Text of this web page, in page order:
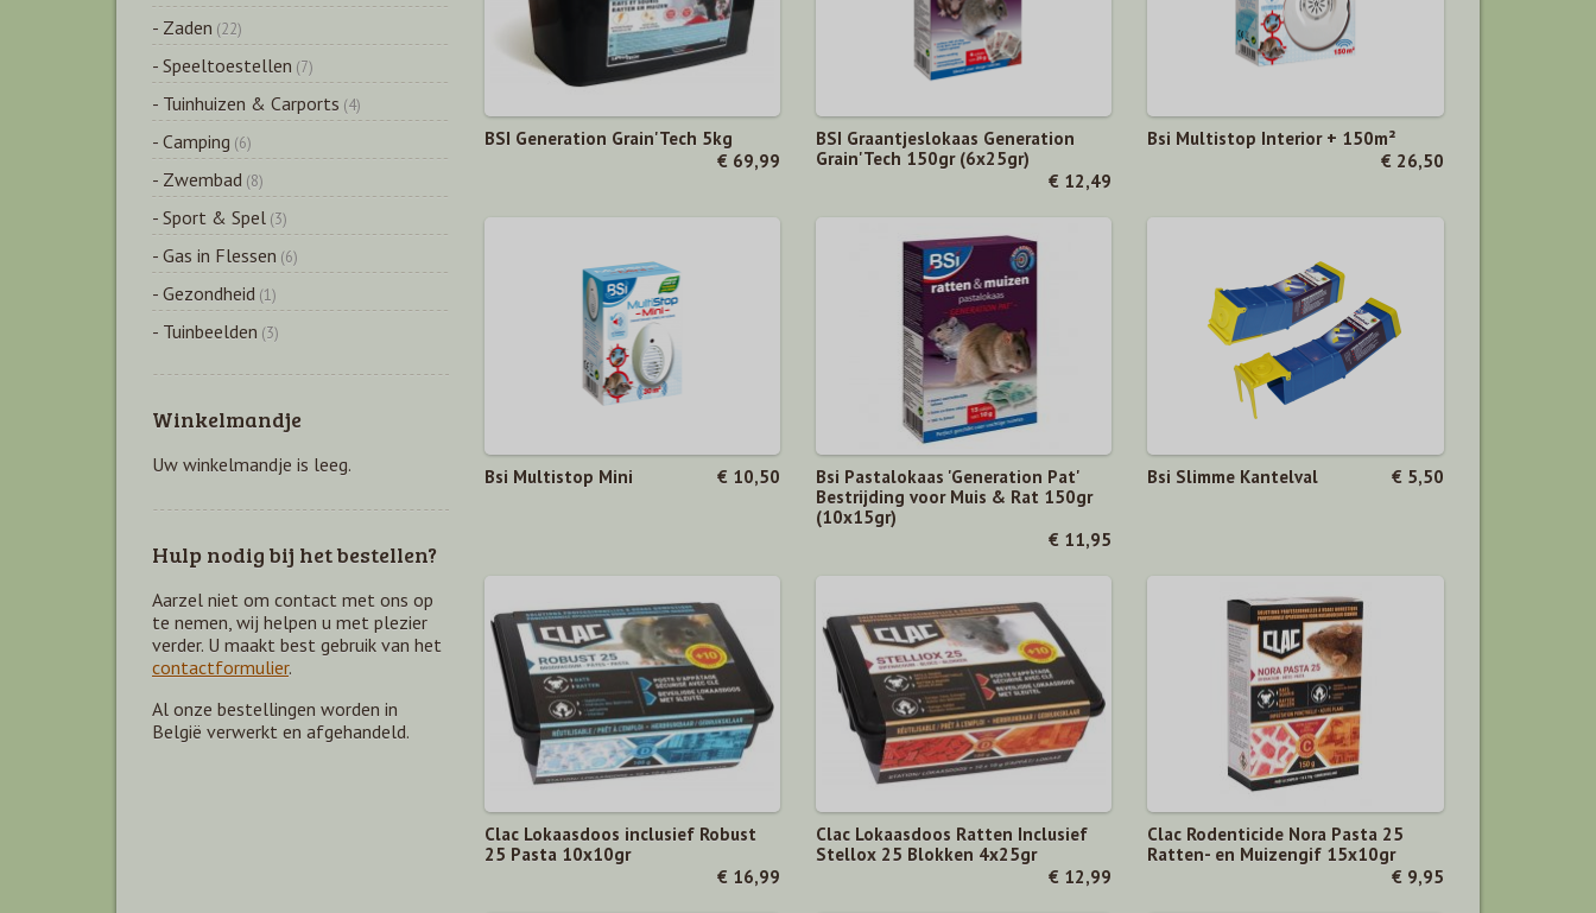
BSI Generation Grain'Tech 5kg
€ 69,99
BSI Graantjeslokaas Generation
Grain'Tech 150gr (6x25gr)
€ 12,49
Bsi Multistop Interior + 150m²
€ 26,50
Bsi Multistop Mini € 10,50
Bsi Pastalokaas 'Generation Pat'
Bestrijding voor Muis & Rat 150gr
(10x15gr)
€ 11,95
Bsi Slimme Kantelval € 5,50
Clac Lokaasdoos inclusief Robust
25 Pasta 10x10gr
€ 16,99
Clac Lokaasdoos Ratten Inclusief
Stellox 25 Blokken 4x25gr
€ 12,99
Clac Rodenticide Nora Pasta 25
Ratten- en Muizengif 15x10gr
€ 9,95
- Zaden (22)
- Speeltoestellen (7)
- Tuinhuizen & Carports (4)
- Camping (6)
- Zwembad (8)
- Sport & Spel (3)
- Gas in Flessen (6)
- Gezondheid (1)
- Tuinbeelden (3)
Winkelmandje
Uw winkelmandje is leeg.
Hulp nodig bij het bestellen?
Aarzel niet om contact met ons op
te nemen, wij helpen u met plezier
verder. U maakt best gebruik van het
contactformulier.
Al onze bestellingen worden in
België verwerkt en afgehandeld.